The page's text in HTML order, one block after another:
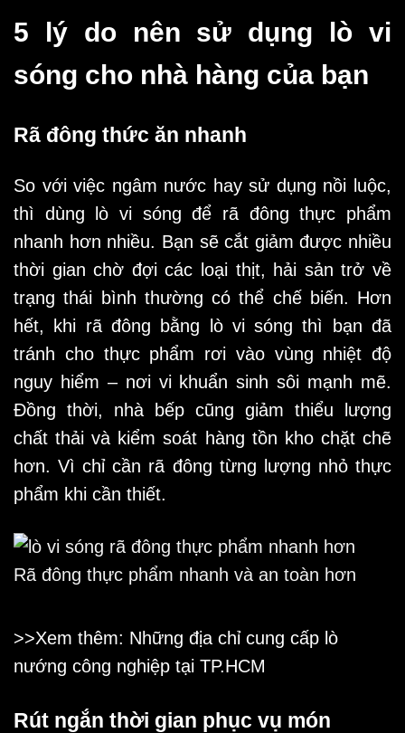
5 lý do nên sử dụng lò vi
sóng cho nhà hàng của bạn
Rã đông thức ăn nhanh
So với việc ngâm nước hay sử dụng nồi luộc,
thì dùng lò vi sóng để rã đông thực phẩm
nhanh hơn nhiều. Bạn sẽ cắt giảm được nhiều
thời gian chờ đợi các loại thịt, hải sản trở về
trạng thái bình thường có thể chế biến. Hơn
hết, khi rã đông bằng lò vi sóng thì bạn đã
tránh cho thực phẩm rơi vào vùng nhiệt độ
nguy hiểm – nơi vi khuẩn sinh sôi mạnh mẽ.
Đồng thời, nhà bếp cũng giảm thiểu lượng
chất thải và kiểm soát hàng tồn kho chặt chẽ
hơn. Vì chỉ cần rã đông từng lượng nhỏ thực
phẩm khi cần thiết.
Rã đông thực phẩm nhanh và an toàn hơn
>>Xem thêm: Những địa chỉ cung cấp lò
nướng công nghiệp tại TP.HCM
Rút ngắn thời gian phục vụ món